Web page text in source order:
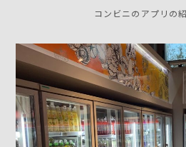
コンビニのアプリの